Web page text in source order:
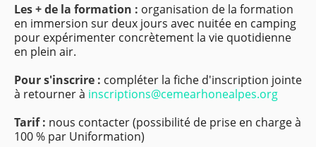
Les + de la formation : organisation de la formation
en immersion sur deux jours avec nuitée en camping
pour expérimenter concrètement la vie quotidienne
en plein air.
Pour s'inscrire : compléter la fiche d'inscription jointe
à retourner à inscriptions@cemearhonealpes.org
Tarif : nous contacter (possibilité de prise en charge à
100 % par Uniformation)